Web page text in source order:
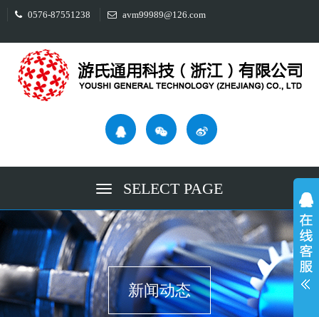
0576-87551238 avm99989@126.com
SELECT PAGE
新闻动态